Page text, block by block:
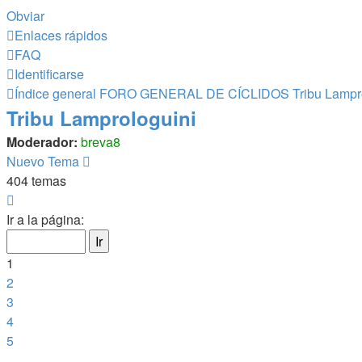
Obviar
Enlaces rápidos
FAQ
Identificarse
Índice general FORO GENERAL DE CÍCLIDOS Tribu
Tribu Lamprologuini
Moderador: breva8
Nuevo Tema
404 temas
1
17
Ir a la página:
1
2
3
4
5